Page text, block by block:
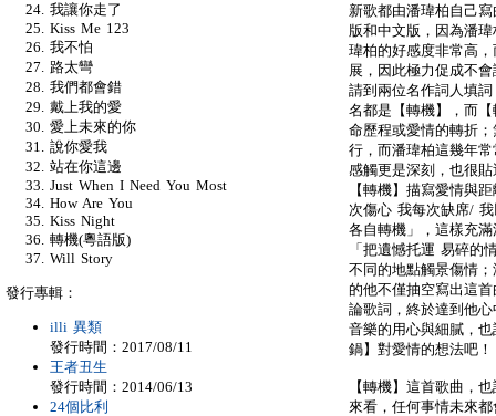
新歌都由潘瑋柏自己
版和中文版，因為潘
瑋柏的好感度非常高
展，因此極力促成不
請到兩位名作詞人填
名都是【轉機】，而
命歷程或愛情的轉折
行，而潘瑋柏這幾年
感觸更是深刻，也很
【轉機】描寫愛情與
次傷心 我每次缺席/
各自轉機」，這樣充
「把遺憾托運 易碎的
不同的地點觸景傷情
的他不僅抽空寫出這
論歌詞，終於達到他
音樂的用心與細膩，
鍋】對愛情的想法吧！
【轉機】這首歌曲，
來看，任何事情未來
我讓你走了
Kiss Me 123
我不怕
路太彎
我們都會錯
戴上我的愛
愛上未來的你
說你愛我
站在你這邊
Just When I Need You Most
How Are You
Kiss Night
轉機(粵語版)
Will Story
發行專輯：
illi 異類
發行時間：2017/08/11
王者丑生
發行時間：2014/06/13
24個比利